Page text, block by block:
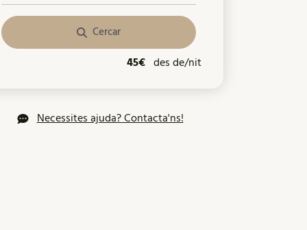
Cercar
45€ des de/nit
Necessites ajuda? Contacta'ns!